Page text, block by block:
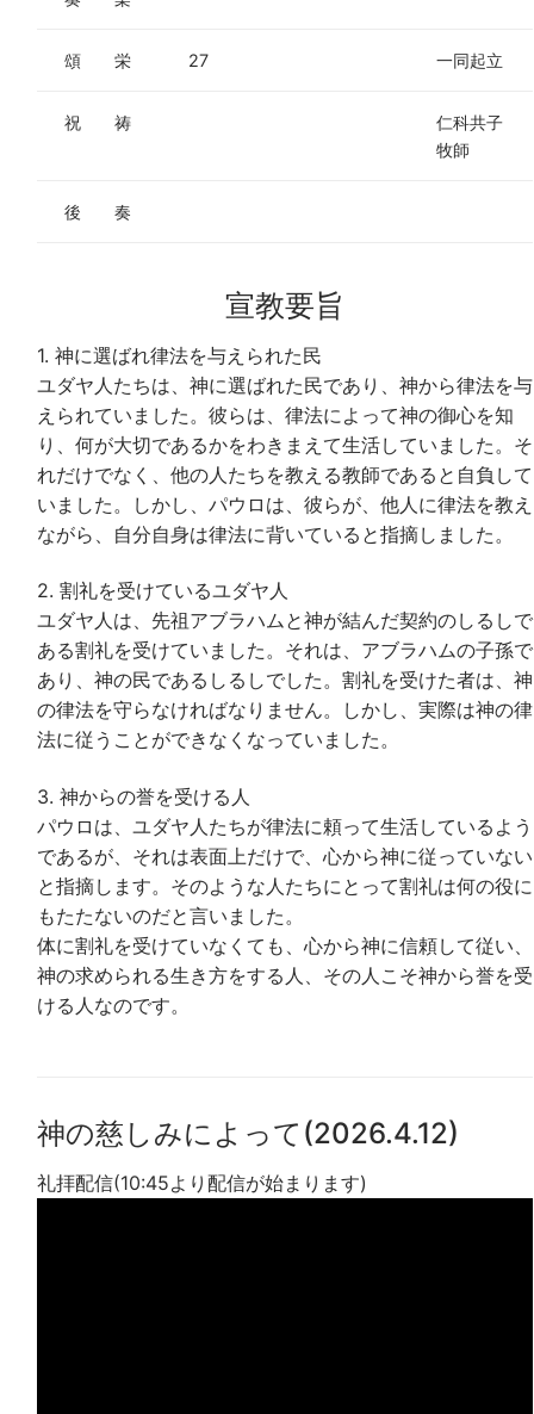
頌 栄 27 一同起立
祝 祷
仁科共子
牧師
後 奏
宣教要旨
1. 神に選ばれ律法を与えられた民
ユダヤ人たちは、神に選ばれた民であり、神から律法を与
えられていました。彼らは、律法によって神の御心を知
り、何が大切であるかをわきまえて生活していました。そ
れだけでなく、他の人たちを教える教師であると自負して
いました。しかし、パウロは、彼らが、他人に律法を教え
ながら、自分自身は律法に背いていると指摘しました。
2. 割礼を受けているユダヤ人
ユダヤ人は、先祖アブラハムと神が結んだ契約のしるしで
ある割礼を受けていました。それは、アブラハムの子孫で
あり、神の民であるしるしでした。割礼を受けた者は、神
の律法を守らなければなりません。しかし、実際は神の律
法に従うことができなくなっていました。
3. 神からの誉を受ける人
パウロは、ユダヤ人たちが律法に頼って生活しているよう
であるが、それは表面上だけで、心から神に従っていない
と指摘します。そのような人たちにとって割礼は何の役に
もたたないのだと言いました。
体に割礼を受けていなくても、心から神に信頼して従い、
神の求められる生き方をする人、その人こそ神から誉を受
ける人なのです。
神の慈しみによって(2026.4.12)
礼拝配信(10:45より配信が始まります)